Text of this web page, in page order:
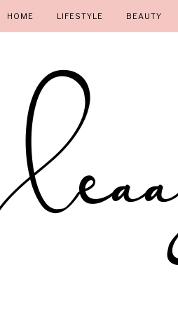
HOME LIFESTYLE BEAUTY